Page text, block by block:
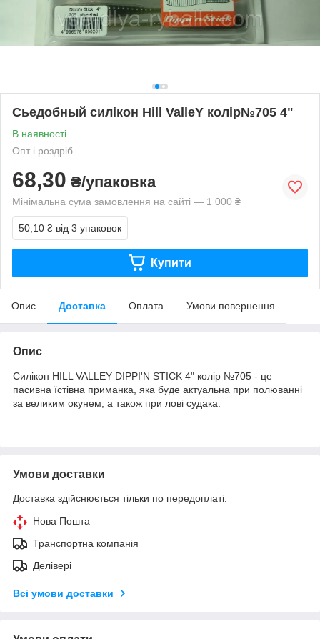
Сьедобный силікон Hill ValleY колір№705 4"
В наявності
Опт і роздріб
68,30 ₴/упаковка
Мінімальна сума замовлення на сайті — 1 000 ₴
50,10 ₴ від 3 упаковок
Купити
Опис Доставка Оплата Умови повернення
Опис
Силікон HILL VALLEY DIPPI'N STICK 4" колір №705 - це
пасивна їстівна приманка, яка буде актуальна при полюванні
за великим окунем, а також при лові судака.
Умови доставки
Доставка здійснюється тільки по передоплаті.
Нова Пошта
Транспортна компанія
Делівері
Всі умови доставки